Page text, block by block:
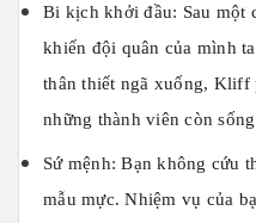
Bi kịch khởi đầu: Sau một
khiến đội quân của mình
thân thiết ngã xuống, Kliff
những thành viên còn
Sứ mệnh: Bạn không cứu
mẫu mực. Nhiệm vụ của